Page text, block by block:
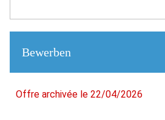
Bewerben
Offre archivée le 22/04/2026